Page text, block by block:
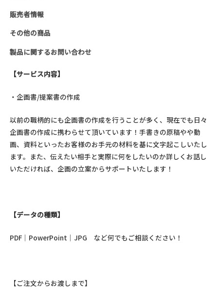
販売者情報
その他の商品
製品に関するお問い合わせ
【サービス内容】
・企画書/提案書の作成
以前の職柄的にも企画書の作成を行うことが多く、現在でも日々
企画書の作成に携わらせて頂いています！手書きの原稿やや動
画、資料といったお客様のお手元の材料を基に文字起こしいたし
ます。また、伝えたい相手と実際に何をしたいのか詳しくお話し
いただければ、企画の立案からサポートいたします！
【データの種類】
PDF｜PowerPoint｜JPG など何でもご相談ください！
【ご注文からお渡しまで】